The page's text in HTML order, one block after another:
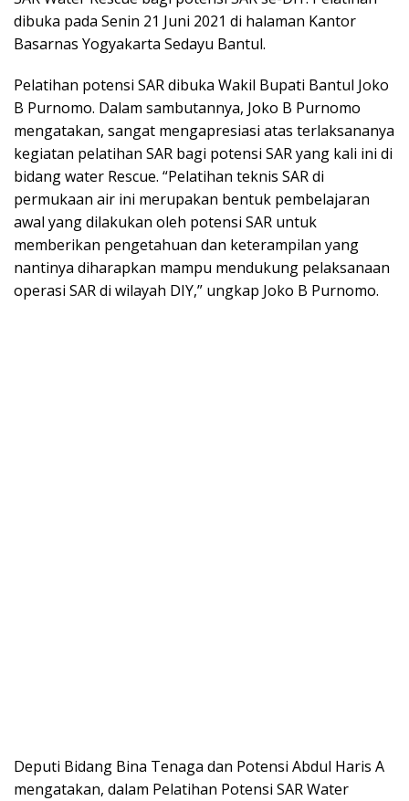
dibuka pada Senin 21 Juni 2021 di halaman Kantor
Basarnas Yogyakarta Sedayu Bantul.
Pelatihan potensi SAR dibuka Wakil Bupati Bantul Joko
B Purnomo. Dalam sambutannya, Joko B Purnomo
mengatakan, sangat mengapresiasi atas terlaksananya
kegiatan pelatihan SAR bagi potensi SAR yang kali ini di
bidang water Rescue. “Pelatihan teknis SAR di
permukaan air ini merupakan bentuk pembelajaran
awal yang dilakukan oleh potensi SAR untuk
memberikan pengetahuan dan keterampilan yang
nantinya diharapkan mampu mendukung pelaksanaan
operasi SAR di wilayah DIY,” ungkap Joko B Purnomo.
Deputi Bidang Bina Tenaga dan Potensi Abdul Haris A
mengatakan, dalam Pelatihan Potensi SAR Water